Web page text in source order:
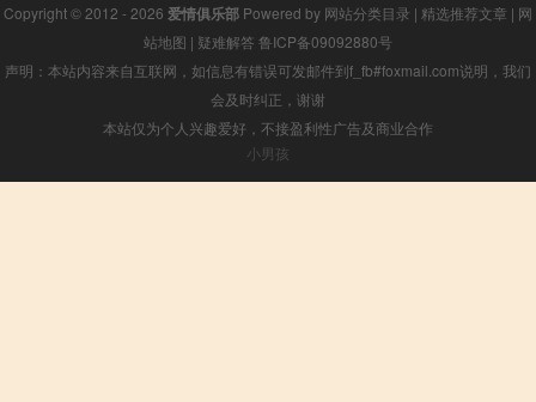
Copyright © 2012 - 2026 爱情俱乐部 Powered by 网站分类目录 | 精选推荐文章 | 网
站地图 | 疑难解答 鲁ICP备09092880号
声明：本站内容来自互联网，如信息有错误可发邮件到f_fb#foxmail.com说明，我们
会及时纠正，谢谢
本站仅为个人兴趣爱好，不接盈利性广告及商业合作
小男孩